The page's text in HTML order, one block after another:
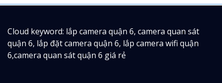
Cloud keyword: lắp camera quận 6, camera quan sát
quận 6, lắp đặt camera quận 6, lắp camera wifi quận
6,camera quan sát quận 6 giá rẻ